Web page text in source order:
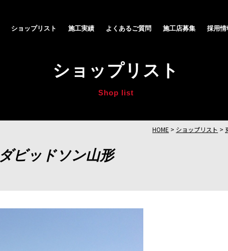
ショップリスト 施工実績 よくあるご質問 施工店募集 採用情
ショップリスト
Shop list
HOME > ショップリスト >
ビッドソン山形